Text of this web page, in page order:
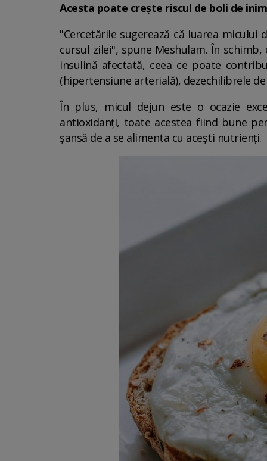
Acesta poate crește riscul de boli de
"Cercetările sugerează că luarea
cursul zilei", spune Meshulam. În
insulină afectată, ceea ce poate
(hipertensiune arterială), dezechilibrele
În plus, micul dejun este o ocazie
antioxidanți, toate acestea fiind bune
șansă de a se alimenta cu acești nutrienți.